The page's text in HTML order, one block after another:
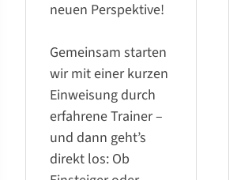
neuen Perspektive!
Gemeinsam starten
wir mit einer kurzen
Einweisung durch
erfahrene Trainer –
und dann geht’s
direkt los: Ob